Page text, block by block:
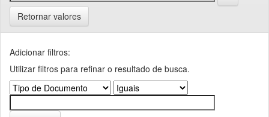
Retornar valores
Adicionar filtros:
Utilizar filtros para refinar o resultado de busca.